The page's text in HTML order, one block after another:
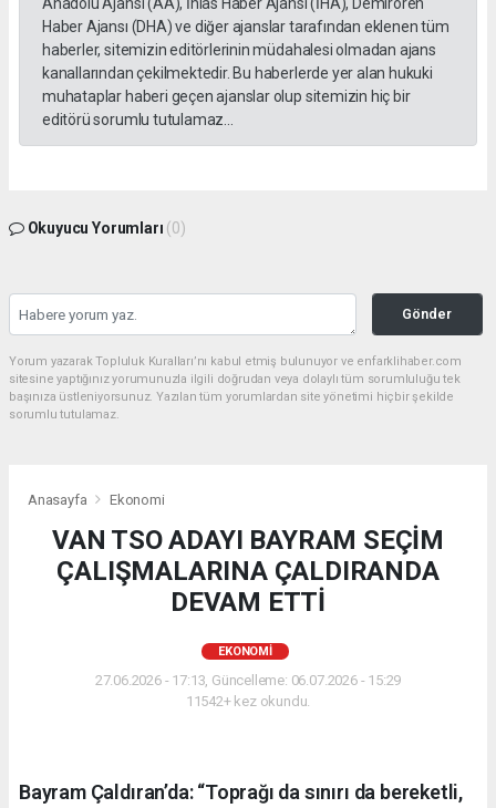
Haber Ajansı (DHA) ve diğer ajanslar tarafından eklenen tüm
haberler, sitemizin editörlerinin müdahalesi olmadan ajans
kanallarından çekilmektedir. Bu haberlerde yer alan hukuki
muhataplar haberi geçen ajanslar olup sitemizin hiç bir
editörü sorumlu tutulamaz...
Okuyucu Yorumları (0)
Gönder
Yorum yazarak Topluluk Kuralları’nı kabul etmiş bulunuyor ve enfarklihaber.com
sitesine yaptığınız yorumunuzla ilgili doğrudan veya dolaylı tüm sorumluluğu tek
başınıza üstleniyorsunuz. Yazılan tüm yorumlardan site yönetimi hiçbir şekilde
sorumlu tutulamaz.
Anasayfa Ekonomi
VAN TSO ADAYI BAYRAM SEÇİM
ÇALIŞMALARINA ÇALDIRANDA
DEVAM ETTİ
EKONOMI
27.06.2026 - 17:13, Güncelleme: 06.07.2026 - 15:29
11542+ kez okundu.
Bayram Çaldıran’da: “Toprağı da sınırı da bereketli,